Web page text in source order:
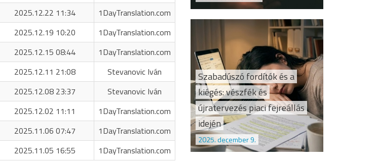
2025.12.22 11:34
1DayTranslation.com
2025.12.19 10:20
1DayTranslation.com
2025.12.15 08:44
1DayTranslation.com
2025.12.11 21:08
Stevanovic Iván
2025.12.08 23:37
Stevanovic Iván
2025.12.02 11:11
1DayTranslation.com
2025.11.06 07:47
1DayTranslation.com
2025.11.05 16:55 1DayTranslation.com
Szabadúszó fordítók és a
kiégés: vészfék és
újratervezés piaci fejreállás
idején
2025. december 9.